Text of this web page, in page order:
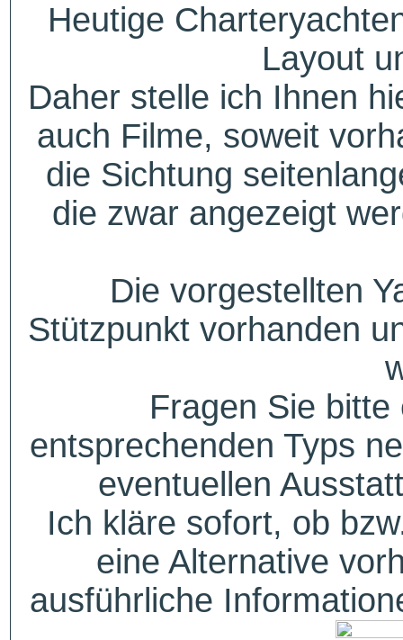
Heutige
Layout
Daher stelle ich Ihnen
auch Filme, soweit
die Sichtung
die zwar angezeigt
Die vorgestellten
Stützpunkt vorhanden
Fragen Sie
entsprechenden Typs
eventuellen
Ich kläre sofort, ob
eine Alternative
ausführliche